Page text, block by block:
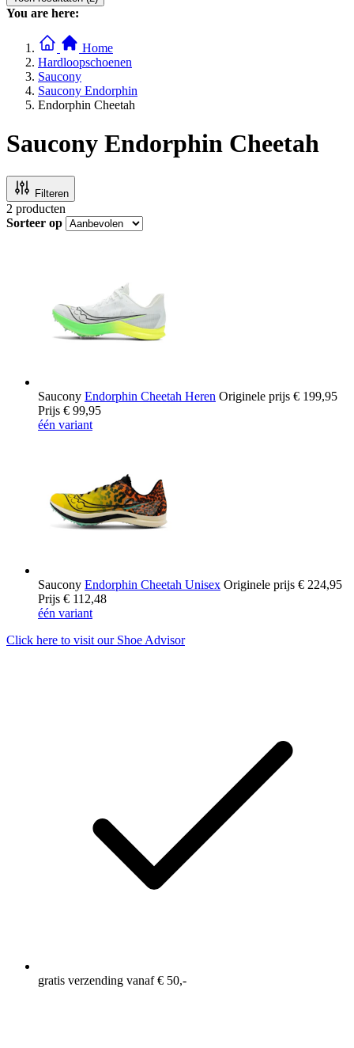
You are here:
Home
Hardloopschoenen
Saucony
Saucony Endorphin
Endorphin Cheetah
Saucony Endorphin Cheetah
Filteren
2 producten
Sorteer op
Saucony Endorphin Cheetah Heren Originele prijs € 199,95
Prijs € 99,95
één variant
Saucony Endorphin Cheetah Unisex Originele prijs € 224,95
Prijs € 112,48
één variant
Click here to visit our Shoe Advisor
gratis verzending vanaf € 50,-